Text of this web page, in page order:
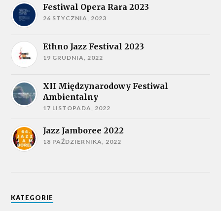
Festiwal Opera Rara 2023
26 STYCZNIA, 2023
Ethno Jazz Festival 2023
19 GRUDNIA, 2022
XII Międzynarodowy Festiwal
Ambientalny
17 LISTOPADA, 2022
Jazz Jamboree 2022
18 PAŹDZIERNIKA, 2022
KATEGORIE